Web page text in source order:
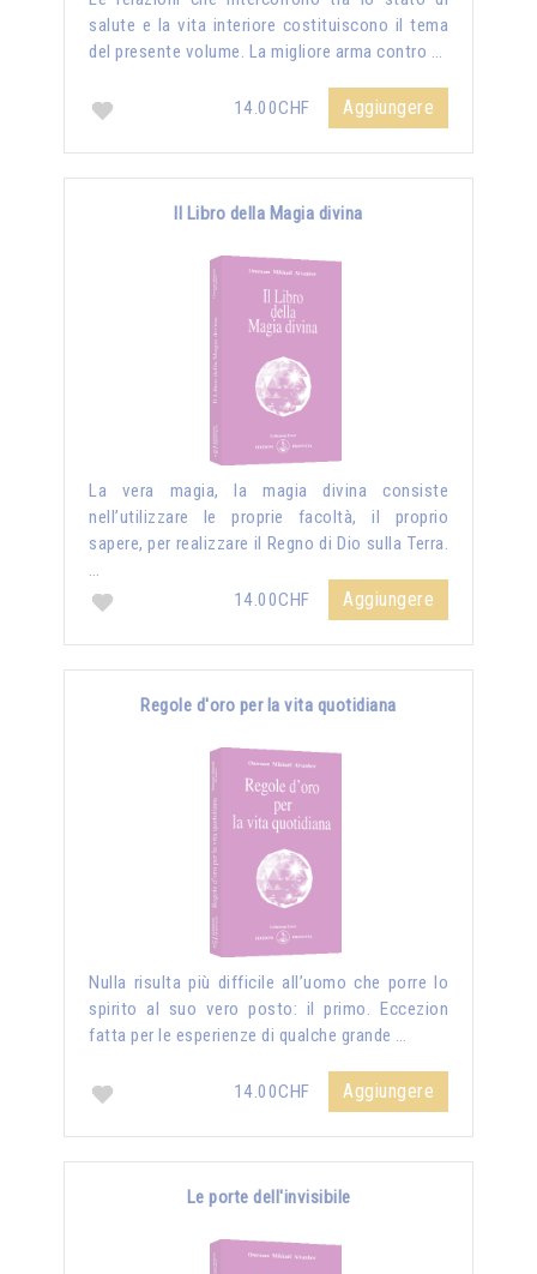
salute e la vita interiore costituiscono il tema
del presente volume. La migliore arma contro …
14.00CHF Aggiungere
Il Libro della Magia divina
La vera magia, la magia divina consiste
nell’utilizzare le proprie facoltà, il proprio
sapere, per realizzare il Regno di Dio sulla Terra.
…
14.00CHF
Aggiungere
Regole d'oro per la vita quotidiana
Nulla risulta più difficile all’uomo che porre lo
spirito al suo vero posto: il primo. Eccezion
fatta per le esperienze di qualche grande …
14.00CHF Aggiungere
Le porte dell'invisibile